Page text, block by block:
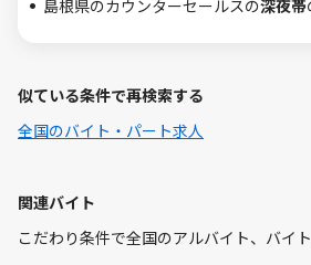
島根県のカウンターセールスの深夜帯
似ている条件で再検索する
全国のバイト・パート求人
関連バイト
こだわり条件で全国のアルバイト、バイ